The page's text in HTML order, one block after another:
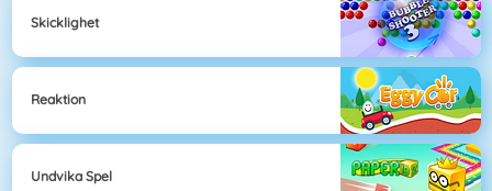
Skicklighet
Reaktion
Undvika Spel